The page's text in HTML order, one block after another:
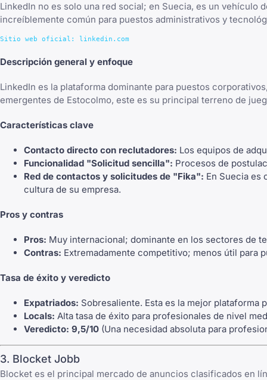
LinkedIn no es solo una red social; en Suecia, es un vehículo
increíblemente común para puestos administrativos y
Descripción general y enfoque
LinkedIn es la plataforma dominante para puestos
emergentes de Estocolmo, este es su principal terreno de
Características clave
Contacto directo con reclutadores: Los equipos de
Funcionalidad "Solicitud sencilla": Procesos de
Red de contactos y solicitudes de "Fika": En Suecia es
cultura de su empresa.
Pros y contras
Pros: Muy internacional; dominante en los sectores de
Contras: Extremadamente competitivo; menos útil para
Tasa de éxito y veredicto
Expatriados: Sobresaliente. Esta es la mejor
Locals: Alta tasa de éxito para profesionales de nivel
Veredicto: 9,5/10 (Una necesidad absoluta para
3. Blocket Jobb
Blocket es el principal mercado de anuncios clasificados en